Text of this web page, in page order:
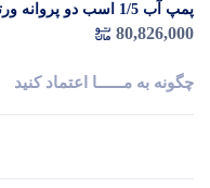
پمپ آب 1/5 اسب دو پروانه ورتکس دوسال گارانتی مدل CB25/160C
80,826,000
چگونه به مــــــا اعتماد کنید